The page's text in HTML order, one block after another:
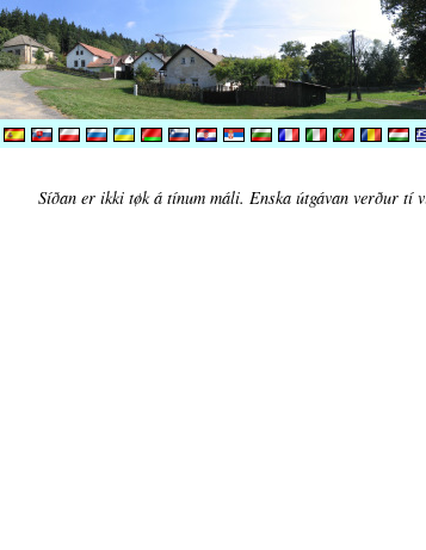
Síðan er ikki tøk á tínum máli. Enska útgávan verður tí